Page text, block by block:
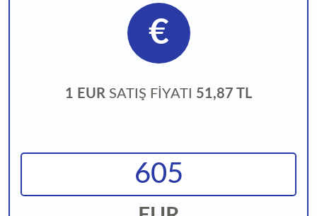
€
1 EUR SATIŞ FİYATI 51,87 TL